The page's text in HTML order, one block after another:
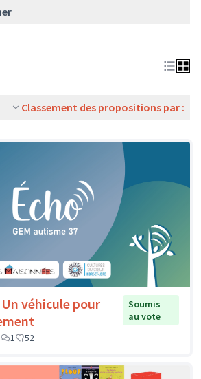
Classement des propositions par :
véhicule pour
Soumis
au vote
1 52